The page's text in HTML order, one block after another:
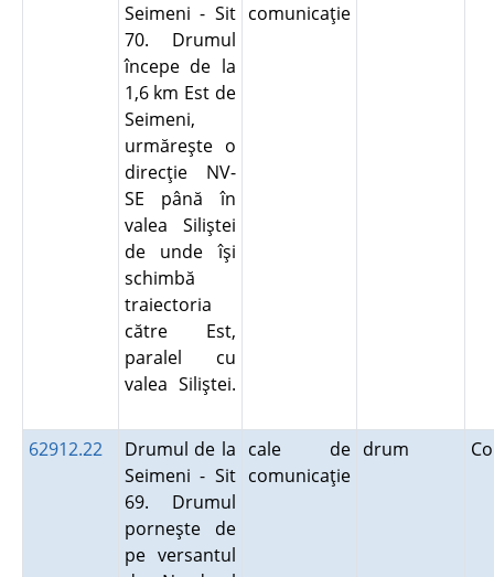
Seimeni - Sit
70. Drumul
începe de la
1,6 km Est de
Seimeni,
urmăreşte o
direcţie NV-
SE până în
valea Siliştei
de unde îşi
schimbă
traiectoria
către Est,
paralel cu
valea Siliştei.
comunicaţie
62912.22
Drumul de la
Seimeni - Sit
69. Drumul
porneşte de
pe versantul
cale de
comunicaţie
drum